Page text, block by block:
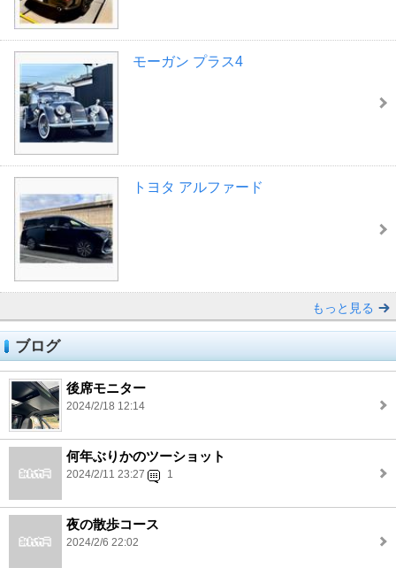
モーガン プラス4
トヨタ アルファード
もっと見る
ブログ
後席モニター
2024/2/18 12:14
何年ぶりかのツーショット
2024/2/11 23:27 1
夜の散歩コース
2024/2/6 22:02